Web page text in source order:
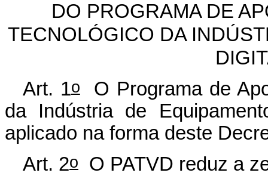
DO PROGRAMA DE
TECNOLÓGICO DA
Art. 1oO Programa de
da Indústria de
aplicado na forma deste
Art. 2o
O PATVD reduz a